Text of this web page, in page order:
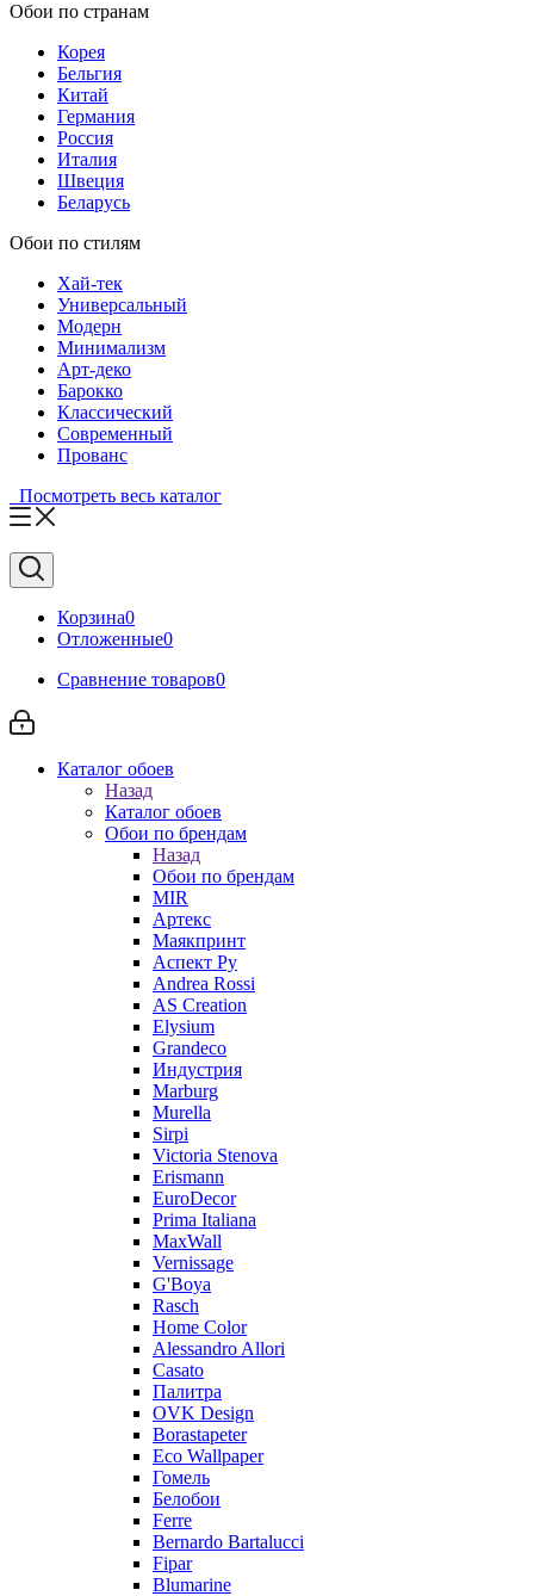
Обои по странам
Корея
Бельгия
Китай
Германия
Россия
Италия
Швеция
Беларусь
Обои по стилям
Хай-тек
Универсальный
Модерн
Минимализм
Арт-деко
Барокко
Классический
Современный
Прованс
Посмотреть весь каталог
Корзина0
Отложенные0
Сравнение товаров0
Каталог обоев
Назад
Каталог обоев
Обои по брендам
Назад
Обои по брендам
MIR
Артекс
Маякпринт
Аспект Ру
Andrea Rossi
AS Creation
Elysium
Grandeco
Индустрия
Marburg
Murella
Sirpi
Victoria Stenova
Erismann
EuroDecor
Prima Italiana
MaxWall
Vernissage
G'Boya
Rasch
Home Color
Alessandro Allori
Casato
Палитра
OVK Design
Borastapeter
Eco Wallpaper
Гомель
Белобои
Ferre
Bernardo Bartalucci
Fipar
Blumarine